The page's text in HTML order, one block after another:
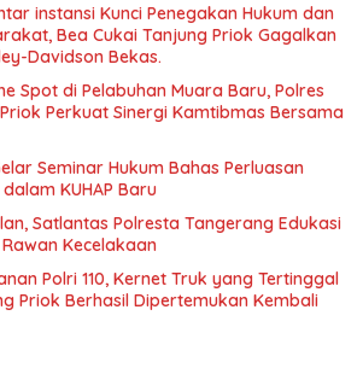
instansi Kunci Penegakan Hukum dan
Bea Cukai Tanjung Priok Gagalkan
Davidson Bekas.
Spot di Pelabuhan Muara Baru, Polres
Perkuat Sinergi Kamtibmas Bersama
Seminar Hukum Bahas Perluasan
KUHAP Baru
Satlantas Polresta Tangerang Edukasi
Kecelakaan
Polri 110, Kernet Truk yang Tertinggal
Priok Berhasil Dipertemukan Kembali